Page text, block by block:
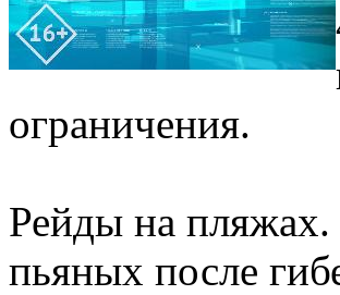
ограничения.
Рейды на
пьяных после